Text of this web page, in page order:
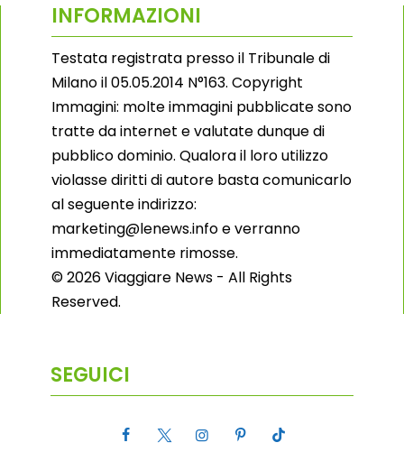
INFORMAZIONI
Testata registrata presso il Tribunale di
Milano il 05.05.2014 N°163. Copyright
Immagini: molte immagini pubblicate sono
tratte da internet e valutate dunque di
pubblico dominio. Qualora il loro utilizzo
violasse diritti di autore basta comunicarlo
al seguente indirizzo:
marketing@lenews.info e verranno
immediatamente rimosse.
© 2026 Viaggiare News - All Rights
Reserved.
SEGUICI